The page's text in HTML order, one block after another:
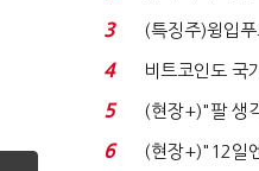
국전쟁’
3
(특징주)윙입
지에 상한가...
4
비트코인도 국
처분' 기준은 ...
5
(현장+)"팔 생
요"…'덜 똘똘
6
(현장+)"12일